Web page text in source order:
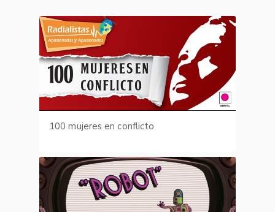
100 mujeres en conflicto